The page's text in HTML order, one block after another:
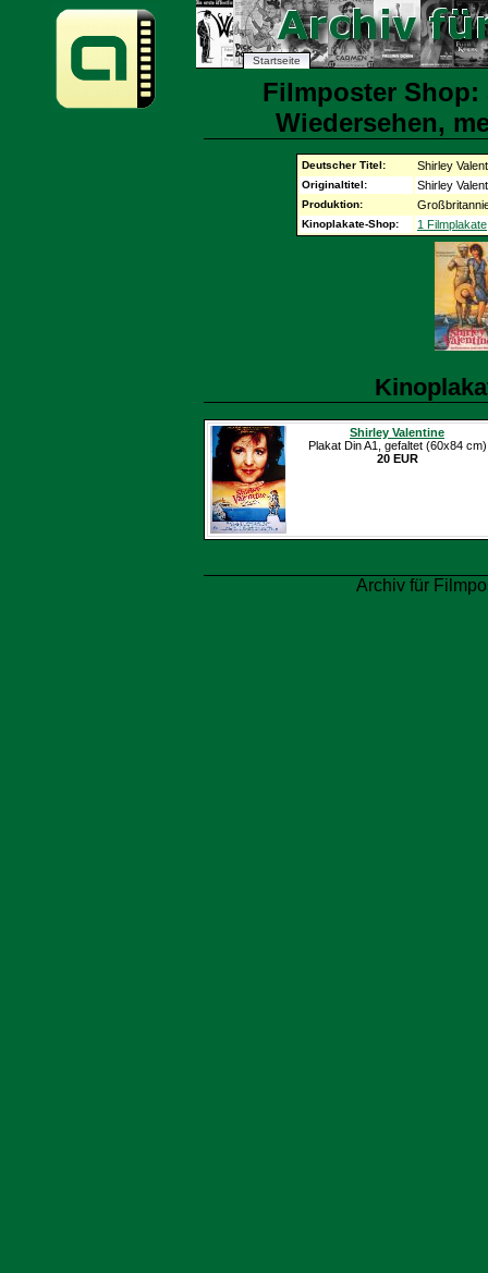
Startseite
Filmposter Shop:
Wiedersehen,
Deutscher Titel: Shirley
Originaltitel: Shirley
Produktion:
Kinoplakate-Shop: 1 Filmplakate
Shirley Valentine
Plakat Din A1, gefaltet (60x84 cm)
20 EUR
Archiv für